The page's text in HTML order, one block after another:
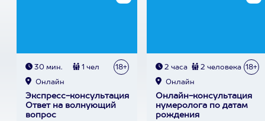
30 мин. 1 чел 18+
Онлайн
Экспресс-консультация
Ответ на волнующий
вопрос
2 часа 2 человека 18+
Онлайн
Онлайн-консультация
нумеролога по датам
рождения